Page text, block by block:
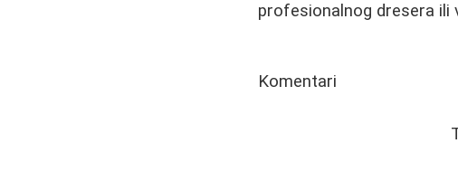
profesionalnog dresera ili
Komentari